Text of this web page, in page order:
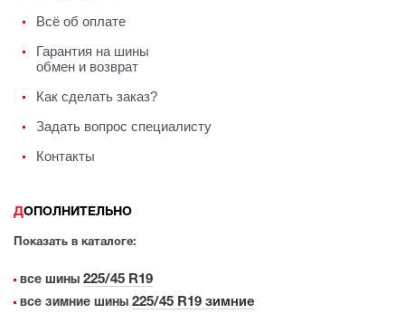
Всё об оплате
Гарантия на шины
обмен и возврат
Как сделать заказ?
Задать вопрос специалисту
Контакты
ДОПОЛНИТЕЛЬНО
Показать в каталоге:
все шины 225/45 R19
все зимние шины 225/45 R19 зимние